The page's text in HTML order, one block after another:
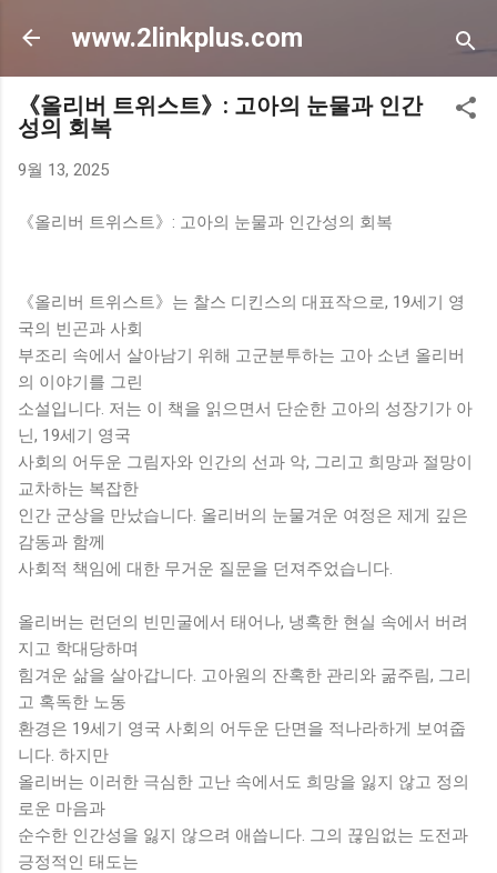
기본 콘텐츠로 건너뛰기
www.2linkplus.com
《올리버 트위스트》: 고아의 눈물과 인간
성의 회복
9월 13, 2025
《올리버 트위스트》: 고아의 눈물과 인간성의 회복
《올리버 트위스트》는 찰스 디킨스의 대표작으로, 19세기 영
국의 빈곤과 사회
부조리 속에서 살아남기 위해 고군분투하는 고아 소년 올리버
의 이야기를 그린
소설입니다. 저는 이 책을 읽으면서 단순한 고아의 성장기가 아
닌, 19세기 영국
사회의 어두운 그림자와 인간의 선과 악, 그리고 희망과 절망이
교차하는 복잡한
인간 군상을 만났습니다. 올리버의 눈물겨운 여정은 제게 깊은
감동과 함께
사회적 책임에 대한 무거운 질문을 던져주었습니다.
올리버는 런던의 빈민굴에서 태어나, 냉혹한 현실 속에서 버려
지고 학대당하며
힘겨운 삶을 살아갑니다. 고아원의 잔혹한 관리와 굶주림, 그리
고 혹독한 노동
환경은 19세기 영국 사회의 어두운 단면을 적나라하게 보여줍
니다. 하지만
올리버는 이러한 극심한 고난 속에서도 희망을 잃지 않고 정의
로운 마음과
순수한 인간성을 잃지 않으려 애씁니다. 그의 끊임없는 도전과
긍정적인 태도는